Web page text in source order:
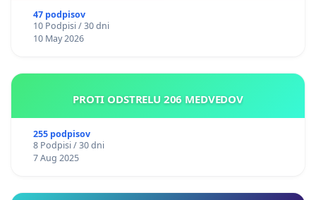
47 podpisov
10 Podpisi / 30 dni
10 May 2026
PROTI ODSTRELU 206 MEDVEDOV
255 podpisov
8 Podpisi / 30 dni
7 Aug 2025